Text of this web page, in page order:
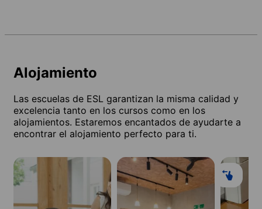
Alojamiento
Las escuelas de ESL garantizan la misma calidad y
excelencia tanto en los cursos como en los
alojamientos. Estaremos encantados de ayudarte a
encontrar el alojamiento perfecto para ti.